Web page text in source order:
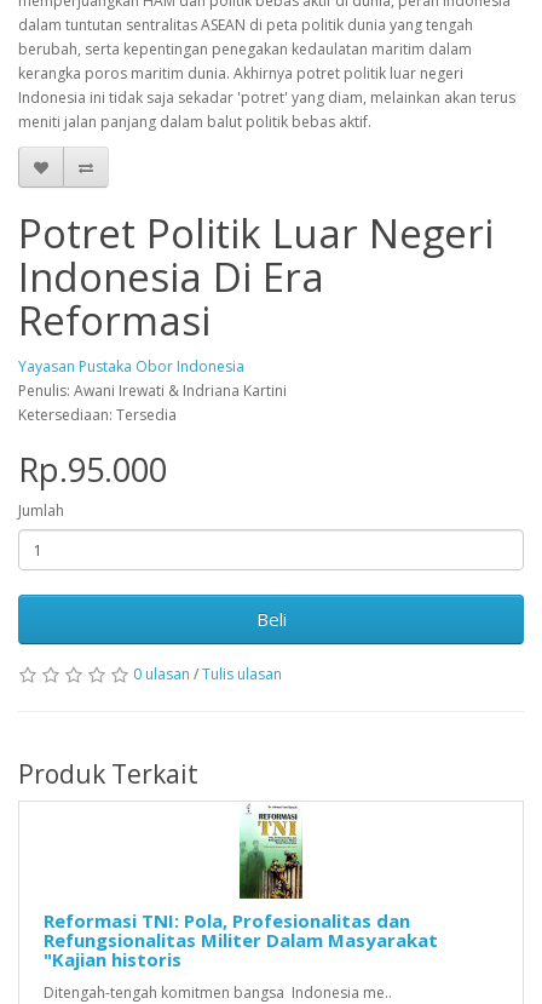
dalam tuntutan sentralitas ASEAN di peta politik dunia yang tengah
berubah, serta kepentingan penegakan kedaulatan maritim dalam
kerangka poros maritim dunia. Akhirnya potret politik luar negeri
Indonesia ini tidak saja sekadar 'potret' yang diam, melainkan akan terus
meniti jalan panjang dalam balut politik bebas aktif.
Potret Politik Luar Negeri
Indonesia Di Era
Reformasi
Yayasan Pustaka Obor Indonesia
Penulis: Awani Irewati & Indriana Kartini
Ketersediaan: Tersedia
Rp.95.000
Jumlah
Beli
0 ulasan /Tulis ulasan
Produk Terkait
Reformasi TNI: Pola, Profesionalitas dan
Refungsionalitas Militer Dalam Masyarakat
"Kajian historis
Ditengah-tengah komitmen bangsa Indonesia me..